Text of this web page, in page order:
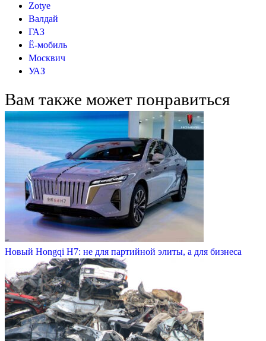
Zotye
Валдай
ГАЗ
Ё-мобиль
Москвич
УАЗ
Вам также может понравиться
Новый Hongqi H7: не для партийной элиты, а для бизнеса